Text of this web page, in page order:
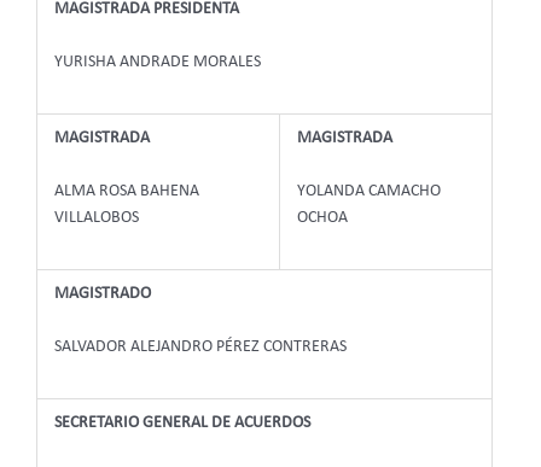
MAGISTRADA PRESIDENTA
YURISHA ANDRADE MORALES
MAGISTRADA
ALMA ROSA BAHENA
VILLALOBOS
MAGISTRADA
YOLANDA CAMACHO
OCHOA
MAGISTRADO
SALVADOR ALEJANDRO PÉREZ CONTRERAS
SECRETARIO GENERAL DE ACUERDOS